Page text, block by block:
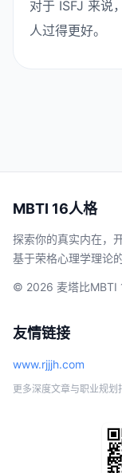
对于 ISFJ 来说
人过得更好。
MBTI 16人格
探索你的真实内在，
基于荣格心理学理论
© 2026 麦塔比MBTI
友情链接
www.rjjjh.com
更多深度文章与职业规划